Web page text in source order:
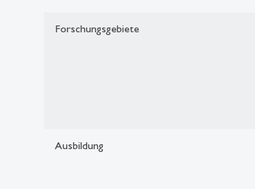
Forschungsgebiete
Ausbildung